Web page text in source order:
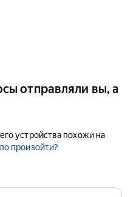
отправляли вы, а
устройства похожи на
произойти?